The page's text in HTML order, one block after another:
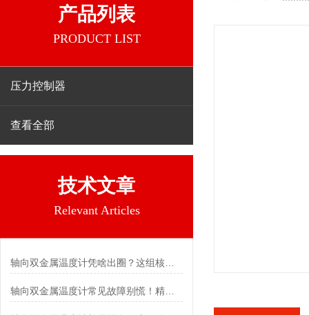
产品列表
PRODUCT LIST
压力控制器
查看全部
技术文章
Relevant Articles
轴向双金属温度计凭啥出圈？这组核心特点给出了答案
轴向双金属温度计常见故障别慌！精准定位，轻松搞定难题